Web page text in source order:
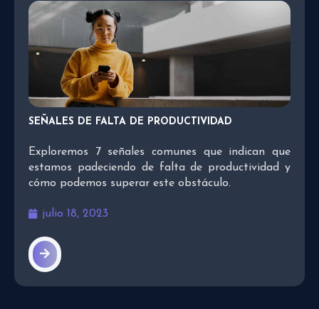
SEÑALES DE FALTA DE PRODUCTIVIDAD
Exploremos 7 señales comunes que indican que
estamos padeciendo de falta de productividad y
cómo podemos superar este obstáculo.
julio 18, 2023